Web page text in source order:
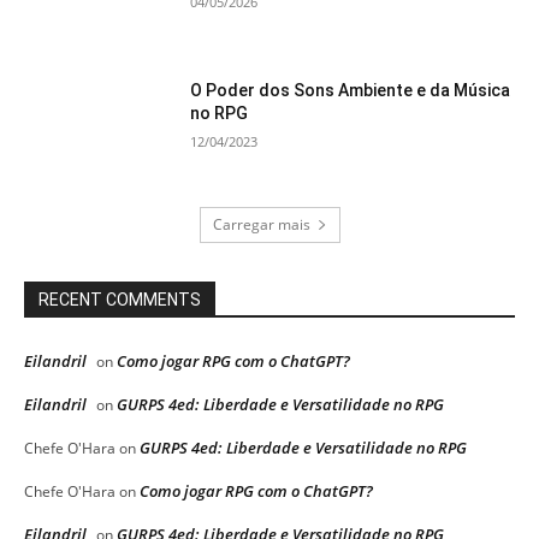
O Poder dos Sons Ambiente e da Música
no RPG
12/04/2023
Carregar mais
RECENT COMMENTS
Eilandril onComo jogar RPG com o ChatGPT?
Eilandril onGURPS 4ed: Liberdade e Versatilidade no RPG
Chefe O'Hara onGURPS 4ed: Liberdade e Versatilidade no RPG
Chefe O'Hara onComo jogar RPG com o ChatGPT?
Eilandril onGURPS 4ed: Liberdade e Versatilidade no RPG